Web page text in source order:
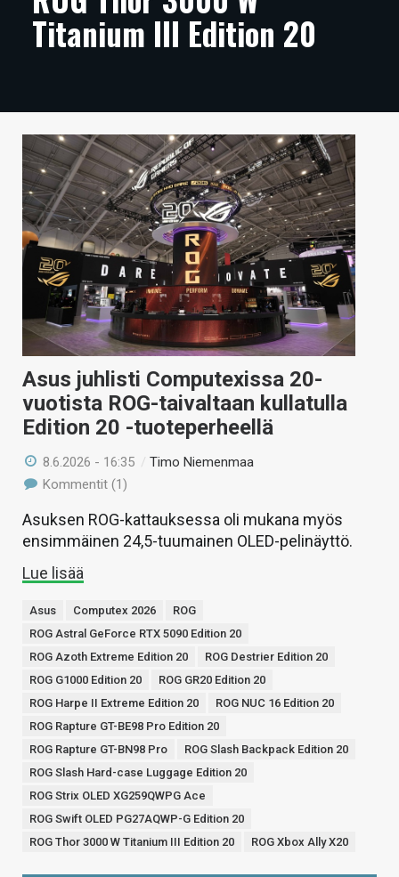
ARTIKKELIT
TIETOA
HINTA.FI
KAUPPA
VAIHDA TEEMA
HAKU
Titanium III Edition 20
Asus juhlisti Computexissa 20-
vuotista ROG-taivaltaan kullatulla
Edition 20 -tuoteperheellä
8.6.2026 - 16:35 /Timo Niemenmaa
Kommentit (1)
Asuksen ROG-kattauksessa oli mukana myös
ensimmäinen 24,5-tuumainen OLED-pelinäyttö.
Lue lisää
Asus Computex 2026
ROG
ROG Astral GeForce RTX 5090 Edition 20
ROG Azoth Extreme Edition 20
ROG Destrier Edition 20
ROG G1000 Edition 20
ROG GR20 Edition 20
ROG Harpe II Extreme Edition 20
ROG NUC 16 Edition 20
ROG Rapture GT-BE98 Pro Edition 20
ROG Rapture GT-BN98 Pro
ROG Slash Backpack Edition 20
ROG Slash Hard-case Luggage Edition 20
ROG Strix OLED XG259QWPG Ace
ROG Swift OLED PG27AQWP-G Edition 20
ROG Thor 3000 W Titanium III Edition 20
ROG Xbox Ally X20